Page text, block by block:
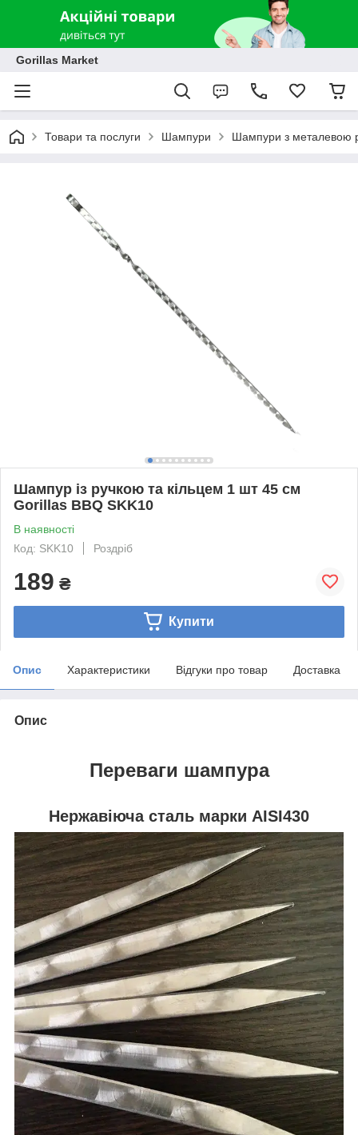
Gorillas Market
Товари та послуги Шампури Шампури з металевою
Шампур із ручкою та кільцем 1 шт 45 см
Gorillas BBQ SKK10
В наявності
Код: SKK10
Роздріб
189 ₴
Купити
Опис Характеристики Відгуки про товар Доставка
Опис
Переваги шампура
Нержавіюча сталь марки AISI430